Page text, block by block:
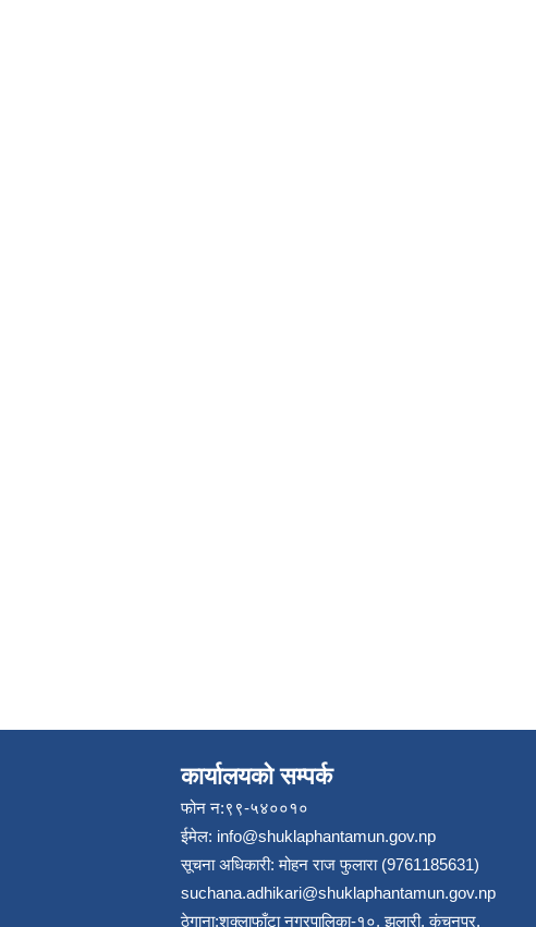
कार्यालयको सम्पर्क
फोन न:९९-५४००१०
ईमेल: info@shuklaphantamun.gov.np
सूचना अधिकारी: मोहन राज फुलारा (9761185631)
suchana.adhikari@shuklaphantamun.gov.np
ठेगाना:शुक्लाफाँटा नगरपालिका-१०, झलारी, कंचनपुर,